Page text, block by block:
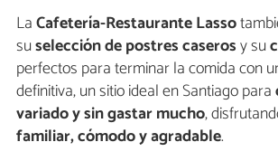
LaCafetería-Restaurante Lasso
suselección de postres caserosy su
perfectos para terminar la comida con
definitiva, un sitio ideal en Santiago para
variado y sin gastar mucho,
familiar, cómodo y agradable.